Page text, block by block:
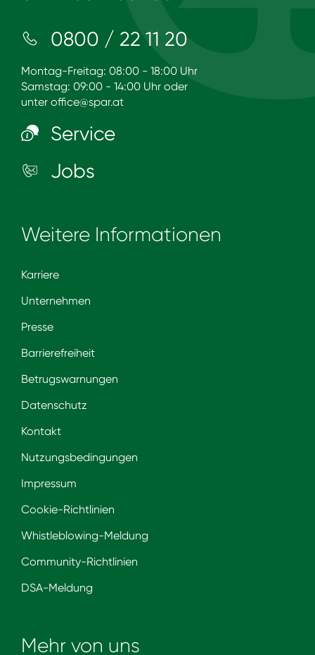
0800 / 22 11 20
Montag-Freitag: 08:00 - 18:00 Uhr
Samstag: 09:00 - 14:00 Uhr oder
unter office@spar.at
Service
Jobs
Weitere Informationen
Karriere
Unternehmen
Presse
Barrierefreiheit
Betrugswarnungen
Datenschutz
Kontakt
Nutzungsbedingungen
Impressum
Cookie-Richtlinien
Whistleblowing-Meldung
Community-Richtlinien
DSA-Meldung
Mehr von uns